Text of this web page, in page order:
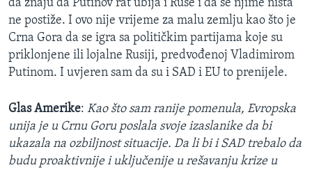
da znaju da Putinov rat ubija i Ruse i da se njime ništa
ne postiže. I ovo nije vrijeme za malu zemlju kao što je
Crna Gora da se igra sa političkim partijama koje su
priklonjene ili lojalne Rusiji, predvođenoj Vladimirom
Putinom. I uvjeren sam da su i SAD i EU to prenijele.
Glas Amerike: Kao što sam ranije pomenula, Evropska
unija je u Crnu Goru poslala svoje izaslanike da bi
ukazala na ozbiljnost situacije. Da li bi i SAD trebalo da
budu proaktivnije i uključenije u rešavanju krize u